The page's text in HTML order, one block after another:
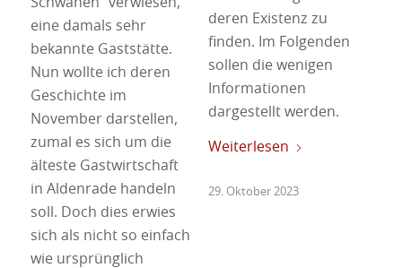
Schwanen“ verwiesen,
eine damals sehr
bekannte Gaststätte.
Nun wollte ich deren
Geschichte im
November darstellen,
zumal es sich um die
älteste Gastwirtschaft
in Aldenrade handeln
soll. Doch dies erwies
sich als nicht so einfach
wie ursprünglich
deren Existenz zu
finden. Im Folgenden
sollen die wenigen
Informationen
dargestellt werden.
Weiterlesen
29. Oktober 2023